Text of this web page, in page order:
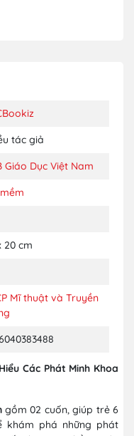
tác giả
Giáo Dục Việt Nam
20 cm
Mĩ thuật và Truyền
Các Phát Minh Khoa
gồm 02 cuốn, giúp trẻ 6
khám phá những phát